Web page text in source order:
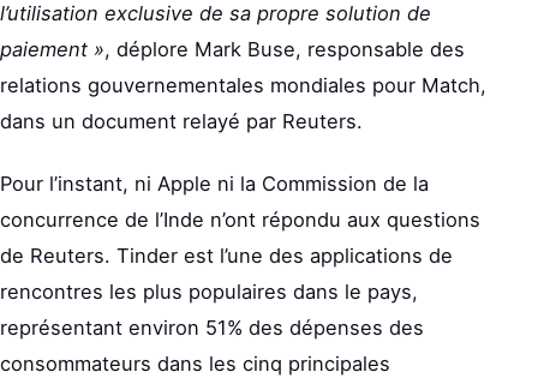
l’utilisation exclusive de sa propre solution de
paiement », déplore Mark Buse, responsable des
relations gouvernementales mondiales pour Match,
dans un document relayé par Reuters.
Pour l’instant, ni Apple ni la Commission de la
concurrence de l’Inde n’ont répondu aux questions
de Reuters. Tinder est l’une des applications de
rencontres les plus populaires dans le pays,
représentant environ 51% des dépenses des
consommateurs dans les cinq principales